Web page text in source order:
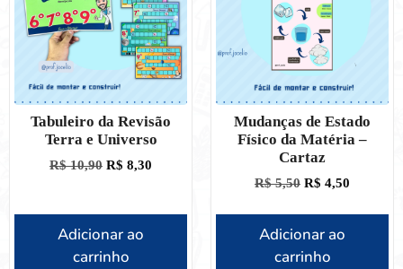
Tabuleiro da Revisão
Terra e Universo
R$10,90 R$ 8,30
Adicionar ao
carrinho
Mudanças de Estado
Físico da Matéria –
Cartaz
R$5,50 R$ 4,50
Adicionar ao
carrinho